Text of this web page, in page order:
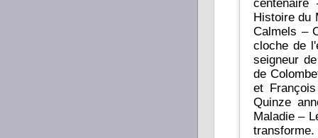
Histoire du
Calmels –
cloche de
seigneur
de
et
Quinze
Maladie –
transforme.